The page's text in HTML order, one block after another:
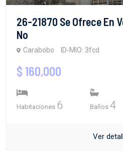
26-21870 Se Ofrece En
No
Carabobo ID-MIO: 3fcd
$ 160,000
Habitaciones 6 Baños 4
Ver